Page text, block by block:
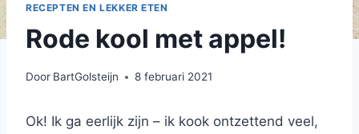
RECEPTEN EN LEKKER ETEN
Rode kool met appel!
Door BartGolsteijn 8 februari 2021
Ok! Ik ga eerlijk zijn – ik kook ontzettend veel,